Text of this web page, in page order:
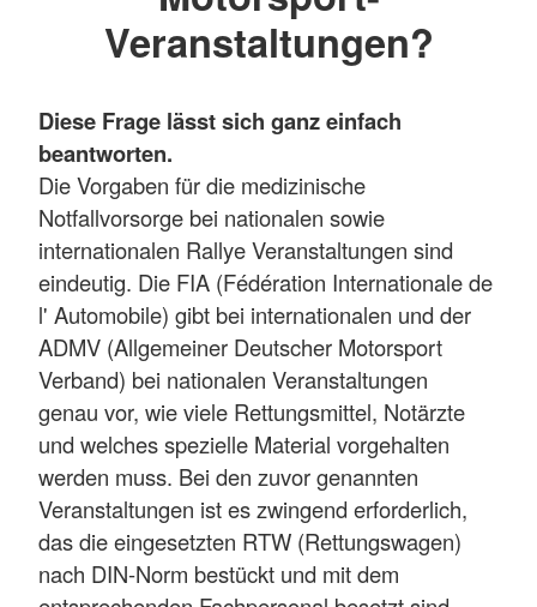
Veranstaltungen?
Diese Frage lässt sich ganz einfach
beantworten.
Die Vorgaben für die medizinische
Notfallvorsorge bei nationalen sowie
internationalen Rallye Veranstaltungen sind
eindeutig. Die FIA (Fédération Internationale de
l' Automobile) gibt bei internationalen und der
ADMV (Allgemeiner Deutscher Motorsport
Verband) bei nationalen Veranstaltungen
genau vor, wie viele Rettungsmittel, Notärzte
und welches spezielle Material vorgehalten
werden muss. Bei den zuvor genannten
Veranstaltungen ist es zwingend erforderlich,
das die eingesetzten RTW (Rettungswagen)
nach DIN-Norm bestückt und mit dem